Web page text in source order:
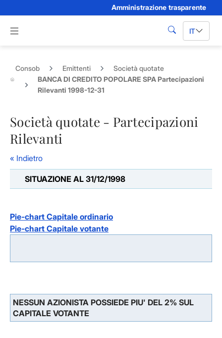
Amministrazione trasparente
Apri menu di navigazione
cerca IT
Consob Emittenti
Società quotate
BANCA DI CREDITO POPOLARE SPA Partecipazioni
Rilevanti 1998-12-31
Società quotate - Partecipazioni
Rilevanti
« Indietro
SITUAZIONE AL 31/12/1998
Pie-chart Capitale ordinario
Pie-chart Capitale votante
NESSUN AZIONISTA POSSIEDE PIU' DEL 2% SUL
CAPITALE VOTANTE